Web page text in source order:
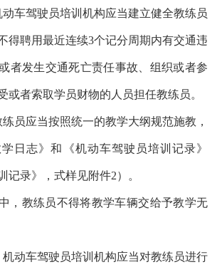
动车驾驶员培训机构应当建立健全教练员
得聘用最近连续3个记分周期内有交通违
者发生交通死亡责任事故、组织或者参
或者索取学员财物的人员担任教练员。
练员应当按照统一的教学大纲规范施教，
日志》和《机动车驾驶员培训记录》
记录》，式样见附件2）。
，教练员不得将教学车辆交给予教学无
机动车驾驶员培训机构应当对教练员进行